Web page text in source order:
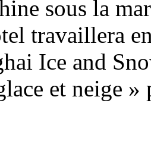
sous la
travaillera
Ice and
et neige